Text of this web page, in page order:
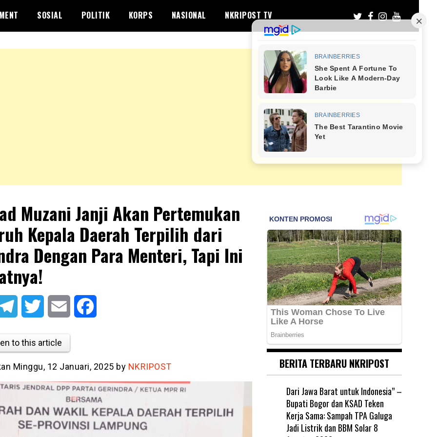
SOSIAL POLITIK KORPS NASIONAL NKRIPOST TV
Muzani Janji Akan Pertemukan
Kepala Daerah Terpilih dari
Dengan Para Menteri, Tapi Ini
Telegram Twitter Email
to this article
Minggu, 12 Januari, 2025 by NKRIPOST BERITA TERBARU NKRIPOST
Dari Jawa Barat untuk Indonesia” –
Bupati Bogor dan KSAD Teken
Kerja Sama: Sampah TPA Galuga
Jadi Listrik dan BBM Solar 8